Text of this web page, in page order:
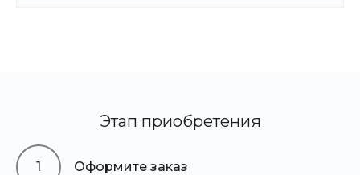
Этап приобретения
1 Оформите заказ